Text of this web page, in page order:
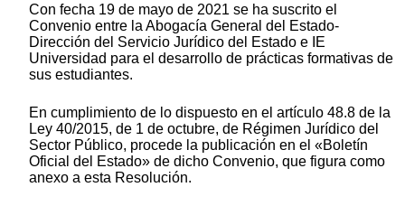
Con fecha 19 de mayo de 2021 se ha suscrito el
Convenio entre la Abogacía General del Estado-
Dirección del Servicio Jurídico del Estado e IE
Universidad para el desarrollo de prácticas formativas de
sus estudiantes.
En cumplimiento de lo dispuesto en el artículo 48.8 de la
Ley 40/2015, de 1 de octubre, de Régimen Jurídico del
Sector Público, procede la publicación en el «Boletín
Oficial del Estado» de dicho Convenio, que figura como
anexo a esta Resolución.